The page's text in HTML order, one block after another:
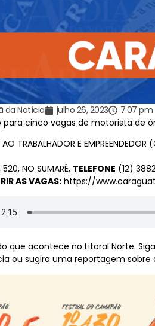
da Notícia julho 26, 2023
7:07 pm
para cinco vagas de motorista de
TRABALHADOR E
520, NO SUMARÉ, TELEFONE (12)
AS VAGAS: https://
que acontece no Litoral Norte.
ou sugira uma reportagem sobre